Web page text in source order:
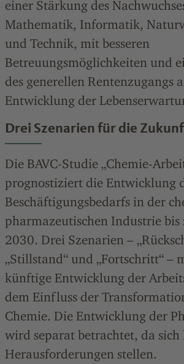
einer Stärkung des
Mathematik, Informatik,
und Technik, mit besseren
Betreuungsmöglichkeiten und
des generellen Rentenzugangs
Entwicklung der
Drei Szenarien für die
Die BAVC-Studie „Chemie-
prognostiziert die Entwicklung
Beschäftigungsbedarfs in der
pharmazeutischen Industrie bis
2030. Drei Szenarien –
„Stillstand“ und „Fortschritt“ –
künftige Entwicklung der
dem Einfluss der
Chemie. Die Entwicklung der
wird separat betrachtet, da sich
Herausforderungen stellen.